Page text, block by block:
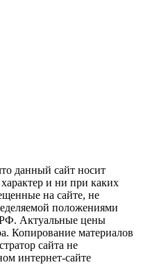
данный сайт носит
и ни при каких
на сайте, не
положениями
РФ. Актуальные цены
Копирование материалов
сайта не
интернет-сайте